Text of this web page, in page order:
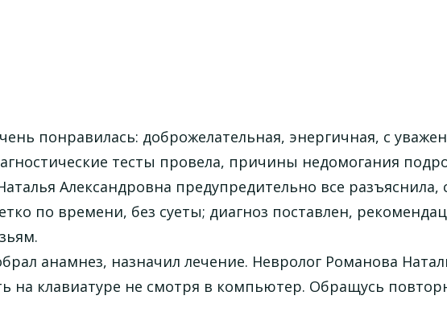
понравилась: доброжелательная, энергичная, с
тесты провела, причины недомогания
Александровна предупредительно все разъяснила,
по времени, без суеты; диагноз поставлен,
анамнез, назначил лечение. Невролог Романова
на клавиатуре не смотря в компьютер. Обращусь